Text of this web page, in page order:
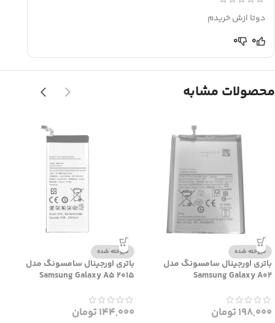
دوتا ازش خریدم
0
0
محصولات مشابه
فروخته شده
باتری اورجینال سامسونگ مدل
Samsung Galaxy A02
198,000تومان
فروخته شده
باتری اورجینال سامسونگ مدل
Samsung Galaxy A5 2015
144,000تومان